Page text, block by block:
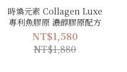
時煥元素 Collagen Luxe
專利魚膠原 濃醇膠原配方
NT$1,580
NT$1,880